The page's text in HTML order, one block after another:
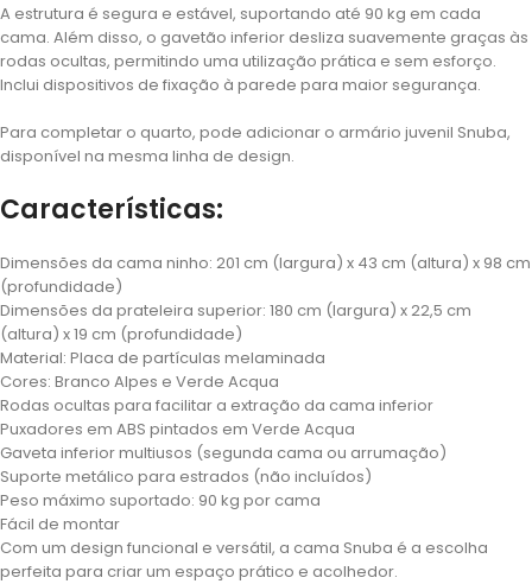
A estrutura é segura e estável, suportando até 90 kg em cada
cama. Além disso, o gavetão inferior desliza suavemente graças às
rodas ocultas, permitindo uma utilização prática e sem esforço.
Inclui dispositivos de fixação à parede para maior segurança.
Para completar o quarto, pode adicionar o armário juvenil Snuba,
disponível na mesma linha de design.
Características:
Dimensões da cama ninho: 201 cm (largura) x 43 cm (altura) x 98 cm
(profundidade)
Dimensões da prateleira superior: 180 cm (largura) x 22,5 cm
(altura) x 19 cm (profundidade)
Material: Placa de partículas melaminada
Cores: Branco Alpes e Verde Acqua
Rodas ocultas para facilitar a extração da cama inferior
Puxadores em ABS pintados em Verde Acqua
Gaveta inferior multiusos (segunda cama ou arrumação)
Suporte metálico para estrados (não incluídos)
Peso máximo suportado: 90 kg por cama
Fácil de montar
Com um design funcional e versátil, a cama Snuba é a escolha
perfeita para criar um espaço prático e acolhedor.